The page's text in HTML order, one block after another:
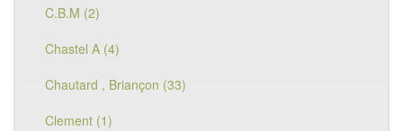
C.B.M (2)
Chastel A (4)
Chautard , Briançon (33)
Clement (1)